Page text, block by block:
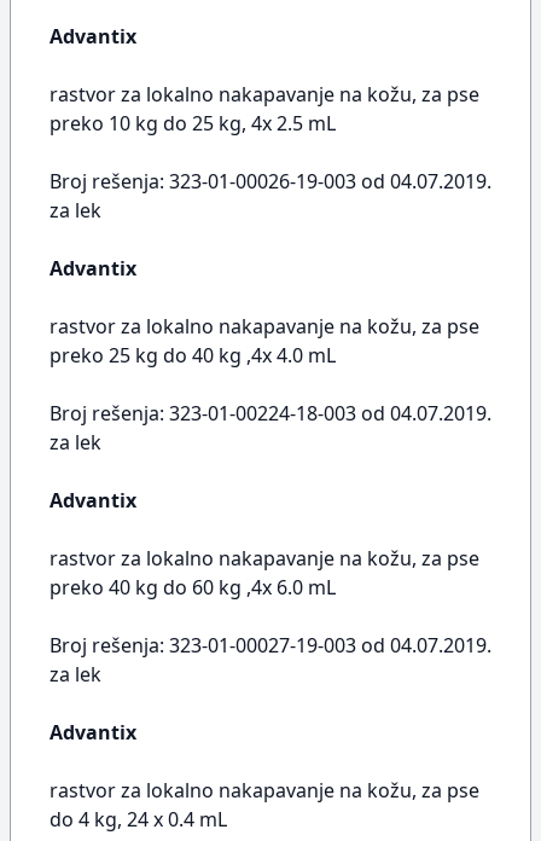
Advantix
rastvor za lokalno nakapavanje na kožu, za pse
preko 10 kg do 25 kg, 4x 2.5 mL
Broj rešenja: 323-01-00026-19-003 od 04.07.2019.
za lek
Advantix
rastvor za lokalno nakapavanje na kožu, za pse
preko 25 kg do 40 kg ,4x 4.0 mL
Broj rešenja: 323-01-00224-18-003 od 04.07.2019.
za lek
Advantix
rastvor za lokalno nakapavanje na kožu, za pse
preko 40 kg do 60 kg ,4x 6.0 mL
Broj rešenja: 323-01-00027-19-003 od 04.07.2019.
za lek
Advantix
rastvor za lokalno nakapavanje na kožu, za pse
do 4 kg, 24 x 0.4 mL